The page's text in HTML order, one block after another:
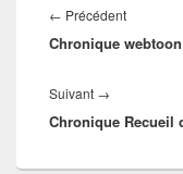
de
l’article
← PrécédentArticle
Chronique
Suivant →
suivant :
Chronique Recueil